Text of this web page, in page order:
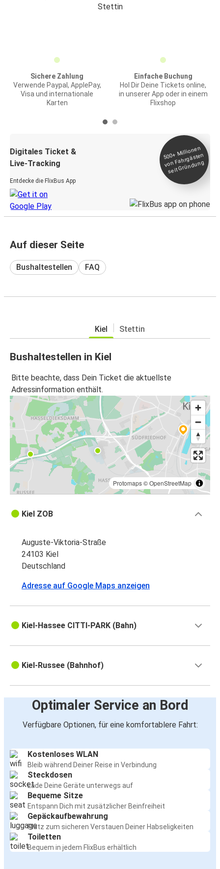
Stettin
Sichere Zahlung
Verwende Paypal, ApplePay,
Visa und internationale
Karten
Einfache Buchung
Hol Dir Deine Tickets online,
in unserer App oder in einem
Flixshop
Digitales Ticket &
Live-Tracking
Entdecke die FlixBus App
500+
Millionen
von Fahrgästen
seit
Gründung
Auf dieser Seite
Bushaltestellen FAQ
Kiel Stettin
Bushaltestellen in Kiel
Bitte beachte, dass Dein Ticket die aktuellste
Adressinformation enthält.
Protomaps©OpenStreetMap
Kiel ZOB
Auguste-Viktoria-Straße
24103 Kiel
Deutschland
Adresse auf Google Maps anzeigen
Kiel-Hassee CITTI-PARK (Bahn)
Kiel-Russee (Bahnhof)
Optimaler Service an Bord
Verfügbare Optionen, für eine komfortablere Fahrt:
Kostenloses WLAN
Bleib während Deiner Reise in Verbindung
Steckdosen
Lade Deine Geräte unterwegs auf
Bequeme Sitze
Entspann Dich mit zusätzlicher Beinfreiheit
Gepäckaufbewahrung
Platz zum sicheren Verstauen Deiner Habseligkeiten
Toiletten
Bequem in jedem FlixBus erhältlich